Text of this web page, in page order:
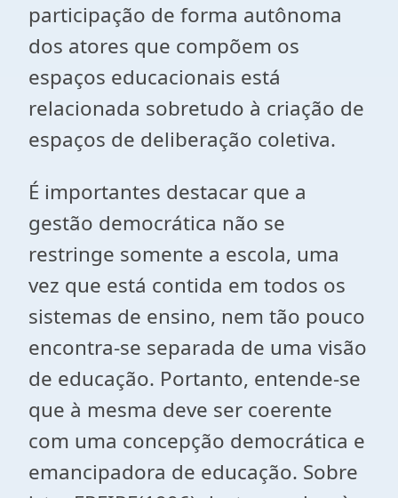
participação de forma autônoma
dos atores que compõem os
espaços educacionais está
relacionada sobretudo à criação de
espaços de deliberação coletiva.
É importantes destacar que a
gestão democrática não se
restringe somente a escola, uma
vez que está contida em todos os
sistemas de ensino, nem tão pouco
encontra-se separada de uma visão
de educação. Portanto, entende-se
que à mesma deve ser coerente
com uma concepção democrática e
emancipadora de educação. Sobre